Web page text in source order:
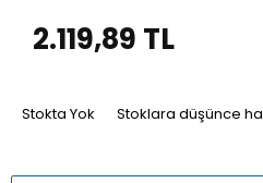
2.119,89 TL
Stokta Yok Stoklara düşünce